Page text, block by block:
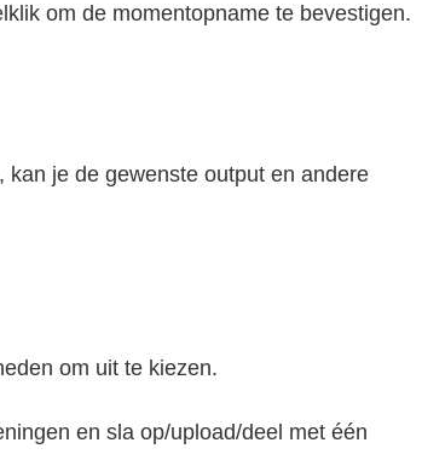
om de momentopname te bevestigen.
je de gewenste output en andere
om uit te kiezen.
en sla op/upload/deel met één